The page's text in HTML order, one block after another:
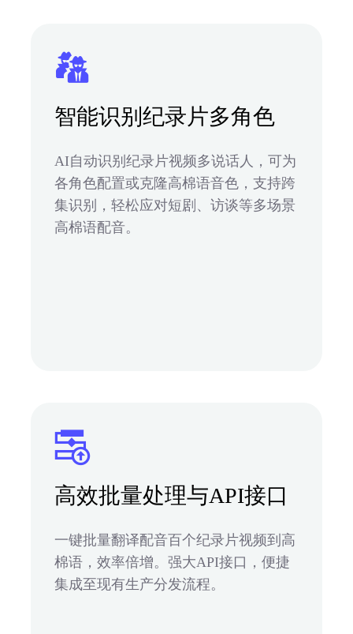
智能识别纪录片多角色
AI自动识别纪录片视频多说话人，可为
各角色配置或克隆高棉语音色，支持跨
集识别，轻松应对短剧、访谈等多场景
高棉语配音。
高效批量处理与API接口
一键批量翻译配音百个纪录片视频到高
棉语，效率倍增。强大API接口，便捷
集成至现有生产分发流程。